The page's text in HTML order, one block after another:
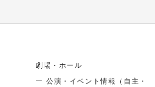
劇場・ホール
公演・イベント情報 （自主・